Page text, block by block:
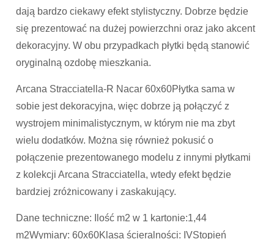
dają bardzo ciekawy efekt stylistyczny. Dobrze będzie
się prezentować na dużej powierzchni oraz jako akcent
dekoracyjny. W obu przypadkach płytki będą stanowić
oryginalną ozdobę mieszkania.
Arcana Stracciatella-R Nacar 60x60Płytka sama w
sobie jest dekoracyjna, więc dobrze ją połączyć z
wystrojem minimalistycznym, w którym nie ma zbyt
wielu dodatków. Można się również pokusić o
połączenie prezentowanego modelu z innymi płytkami
z kolekcji Arcana Stracciatella, wtedy efekt będzie
bardziej zróżnicowany i zaskakujący.
Dane techniczne: Ilość m2 w 1 kartonie:1,44
m2Wymiary: 60x60Klasa ścieralności: IVStopień